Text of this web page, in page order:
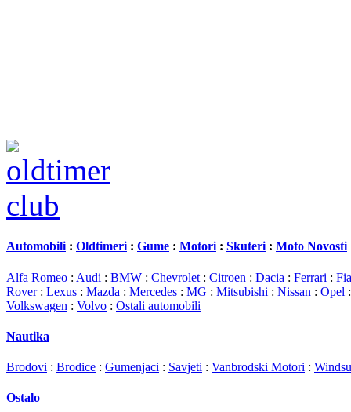
Automobili : Oldtimeri : Gume : Motori : Skuteri : Moto Novosti
Alfa Romeo : Audi : BMW : Chevrolet : Citroen : Dacia : Ferrari :
Rover: Lexus : Mazda : Mercedes : MG : Mitsubishi : Nissan : Opel
Volkswagen : Volvo : Ostali automobili
Nautika
Brodovi : Brodice : Gumenjaci : Savjeti : Vanbrodski Motori :
Ostalo